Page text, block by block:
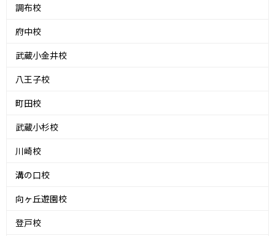
調布校
府中校
武蔵小金井校
八王子校
町田校
武蔵小杉校
川崎校
溝の口校
向ヶ丘遊園校
登戸校